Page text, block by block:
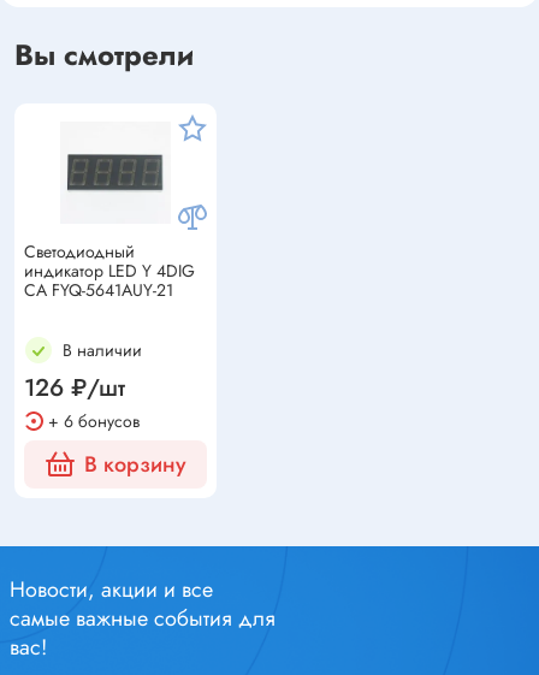
Вы смотрели
Светодиодный
индикатор LED Y 4DIG
CA FYQ-5641AUY-21
В наличии
126 ₽/шт
+ 6 бонусов
В корзину
Новости, акции и все
самые важные события для
вас!